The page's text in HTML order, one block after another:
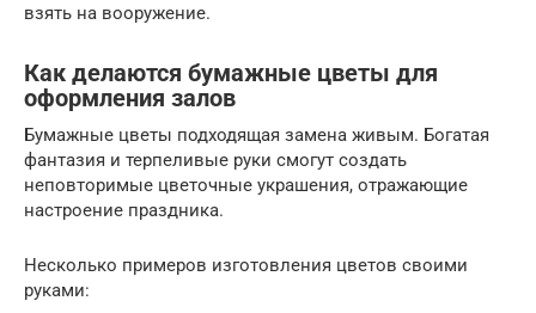
взять на вооружение.
Как делаются бумажные цветы для
оформления залов
Бумажные цветы подходящая замена живым. Богатая
фантазия и терпеливые руки смогут создать
неповторимые цветочные украшения, отражающие
настроение праздника.
Несколько примеров изготовления цветов своими
руками: